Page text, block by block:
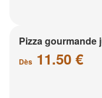
Pizza gourmande
Dès 11.50 €